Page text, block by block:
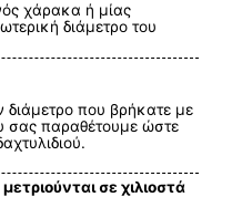
χάρακα ή μίας
διάμετρο του
διάμετρο που βρήκατε με
σας παραθέτουμε ώστε
σε χιλιοστά